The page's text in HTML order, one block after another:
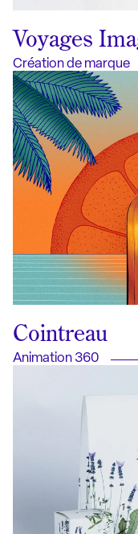
Voyages
Création de marque
Cointreau
Animation 360